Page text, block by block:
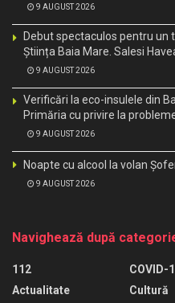
9 AUGUST 2026
Debut spectaculos pentru un
Știința Baia Mare. Salesi
9 AUGUST 2026
Verificări la eco-insulele din
Primăria cu privire la
9 AUGUST 2026
Noapte cu alcool la volan
9 AUGUST 2026
Navighează după
112
Actualitate
COVID-
Cultură